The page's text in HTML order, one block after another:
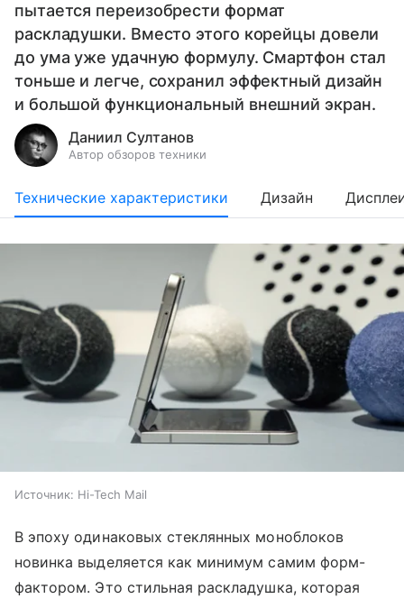
пытается переизобрести формат
раскладушки. Вместо этого корейцы довели
до ума уже удачную формулу. Смартфон стал
тоньше и легче, сохранил эффектный дизайн
и большой функциональный внешний экран.
Даниил Султанов
Автор обзоров техники
Технические характеристики Дизайн
Источник: Hi-Tech Mail
В эпоху одинаковых стеклянных моноблоков
новинка выделяется как минимум самим форм-
фактором. Это стильная раскладушка, которая